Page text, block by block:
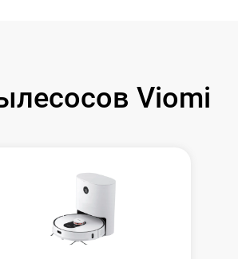
Viomi